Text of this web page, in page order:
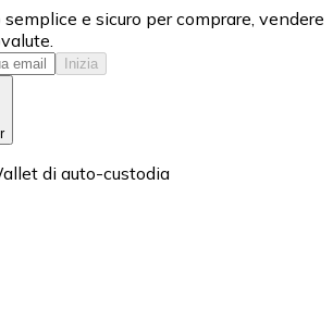
e sicuro per comprare, vendere
Inizia
di auto-custodia